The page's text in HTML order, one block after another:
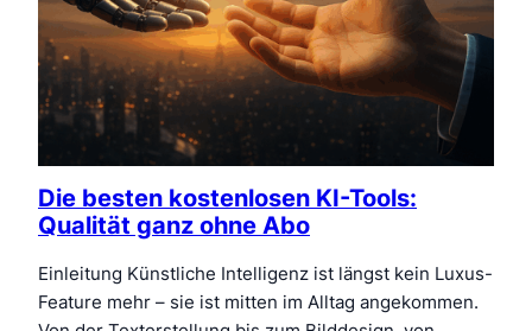
Die besten kostenlosen KI-Tools:
Qualität ganz ohne Abo
Einleitung Künstliche Intelligenz ist längst kein Luxus-
Feature mehr – sie ist mitten im Alltag angekommen.